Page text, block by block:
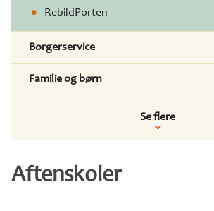
Borgerservice
Familie og børn
RebildPorten
Se flere
Aftenskoler